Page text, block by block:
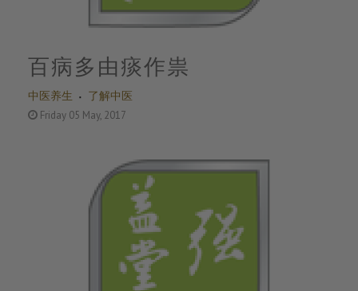
中医养生 了解中医
百病多由痰作祟
Friday 05 May, 2017